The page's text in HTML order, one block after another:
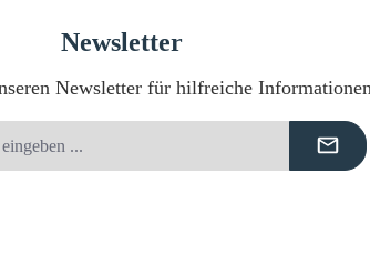
Newsletter
Newsletter für hilfreiche